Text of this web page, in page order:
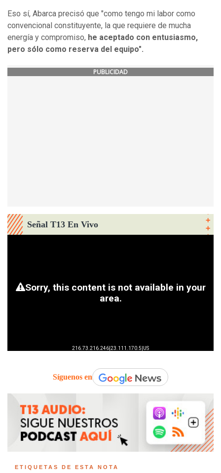
Eso sí, Abarca precisó que "como tengo mi labor como
convencional constituyente, la que requiere de mucha
energía y compromiso, he aceptado con entusiasmo,
pero sólo como reserva del equipo".
PUBLICIDAD
Señal T13 En Vivo
Síguenos en
ETIQUETAS DE ESTA NOTA